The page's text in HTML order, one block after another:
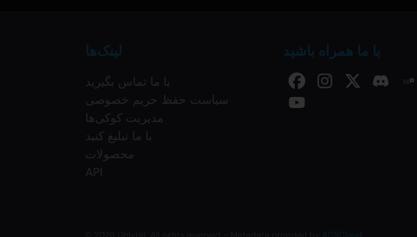
لینک‌ها
با ما تماس بگیرید
سیاست حفظ حریم خصوصی
مدیریت کوکی‌ها
با ما تبلیغ کنید
محصولات
API
با ما همراه باشید